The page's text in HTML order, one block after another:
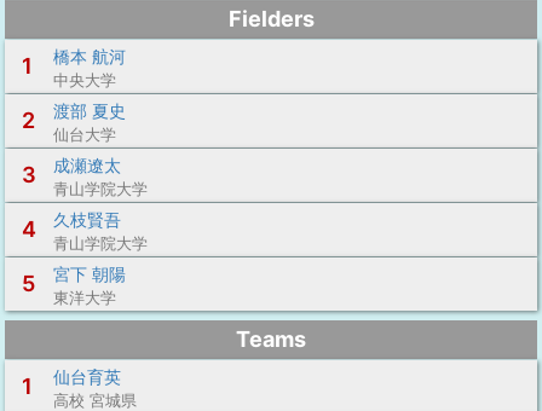
Fielders
1
橋本 航河
中央大学
2 渡部 夏史
仙台大学
3 成瀬遼太
青山学院大学
4 久枝賢吾
青山学院大学
5 宮下 朝陽
東洋大学
Teams
1
仙台育英
高校 宮城県